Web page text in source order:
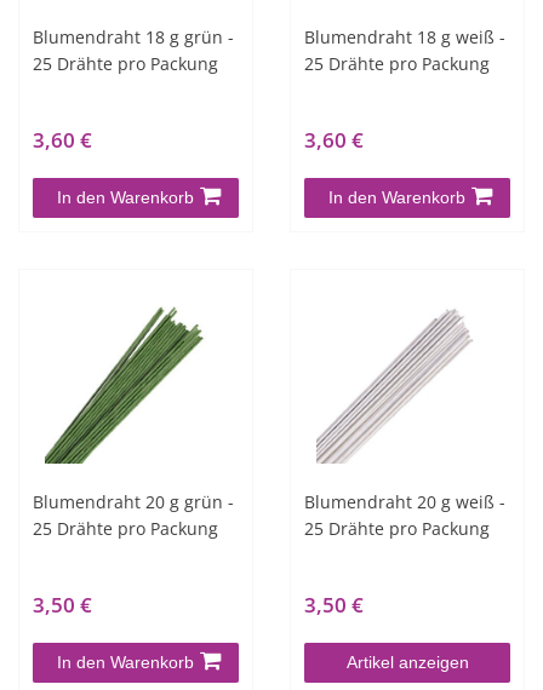
Blumendraht 18 g grün -
25 Drähte pro Packung
3,60 €
In den Warenkorb
Blumendraht 18 g weiß -
25 Drähte pro Packung
3,60 €
In den Warenkorb
Blumendraht 20 g grün -
25 Drähte pro Packung
3,50 €
In den Warenkorb
Blumendraht 20 g weiß -
25 Drähte pro Packung
3,50 €
Artikel anzeigen